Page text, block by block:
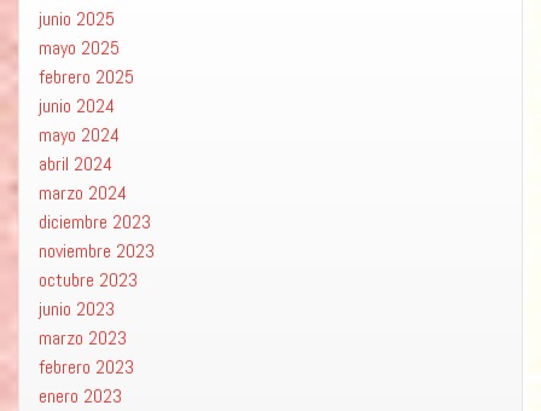
junio 2025
mayo 2025
febrero 2025
junio 2024
mayo 2024
abril 2024
marzo 2024
diciembre 2023
noviembre 2023
octubre 2023
junio 2023
marzo 2023
febrero 2023
enero 2023